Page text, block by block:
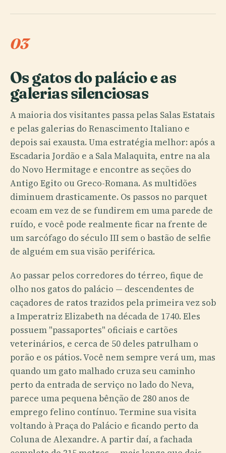
03
Os gatos do palácio e as
galerias silenciosas
A maioria dos visitantes passa pelas Salas Estatais
e pelas galerias do Renascimento Italiano e
depois sai exausta. Uma estratégia melhor: após a
Escadaria Jordão e a Sala Malaquita, entre na ala
do Novo Hermitage e encontre as seções do
Antigo Egito ou Greco-Romana. As multidões
diminuem drasticamente. Os passos no parquet
ecoam em vez de se fundirem em uma parede de
ruído, e você pode realmente ficar na frente de
um sarcófago do século III sem o bastão de selfie
de alguém em sua visão periférica.
Ao passar pelos corredores do térreo, fique de
olho nos gatos do palácio — descendentes de
caçadores de ratos trazidos pela primeira vez sob
a Imperatriz Elizabeth na década de 1740. Eles
possuem "passaportes" oficiais e cartões
veterinários, e cerca de 50 deles patrulham o
porão e os pátios. Você nem sempre verá um, mas
quando um gato malhado cruza seu caminho
perto da entrada de serviço no lado do Neva,
parece uma pequena bênção de 280 anos de
emprego felino contínuo. Termine sua visita
voltando à Praça do Palácio e ficando perto da
Coluna de Alexandre. A partir daí, a fachada